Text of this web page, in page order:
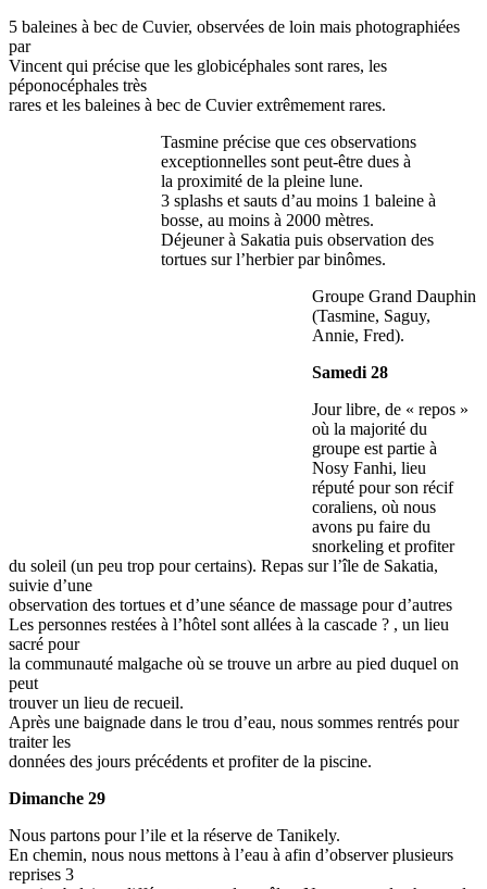
5 baleines à bec de Cuvier, observées de loin mais photographiées
par
Vincent qui précise que les globicéphales sont rares, les
péponocéphales très
rares et les baleines à bec de Cuvier extrêmement rares.
Tasmine précise que ces observations
exceptionnelles sont peut-être dues à
la proximité de la pleine lune.
3 splashs et sauts d’au moins 1 baleine à
bosse, au moins à 2000 mètres.
Déjeuner à Sakatia puis observation des
tortues sur l’herbier par binômes.
Groupe Grand Dauphin
(Tasmine, Saguy,
Annie, Fred).
Samedi 28
Jour libre, de « repos »
où la majorité du
groupe est partie à
Nosy Fanhi, lieu
réputé pour son récif
coraliens, où nous
avons pu faire du
snorkeling et profiter
du soleil (un peu trop pour certains). Repas sur l’île de Sakatia,
suivie d’une
observation des tortues et d’une séance de massage pour d’autres
Les personnes restées à l’hôtel sont allées à la cascade ? , un lieu
sacré pour
la communauté malgache où se trouve un arbre au pied duquel on
peut
trouver un lieu de recueil.
Après une baignade dans le trou d’eau, nous sommes rentrés pour
traiter les
données des jours précédents et profiter de la piscine.
Dimanche 29
Nous partons pour l’ile et la réserve de Tanikely.
En chemin, nous nous mettons à l’eau à afin d’observer plusieurs
reprises 3